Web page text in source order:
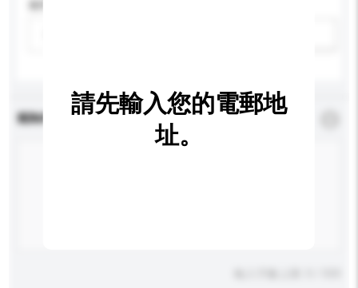
查詢內容 * 必須填寫
請先輸入您的電郵地
址。